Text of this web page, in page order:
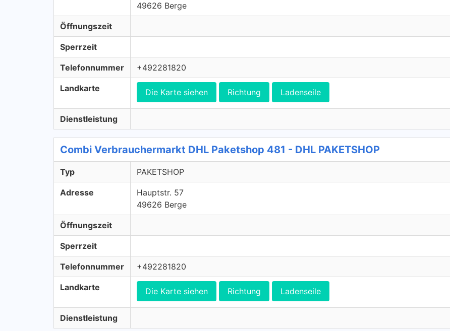
49626 Berge
Öffnungszeit
Sperrzeit
Telefonnummer +492281820
Landkarte Die Karte siehen Richtung Ladenseile
Dienstleistung
Combi Verbrauchermarkt DHL Paketshop 481 - DHL PAKETSHOP
Typ PAKETSHOP
Adresse
Hauptstr. 57
49626 Berge
Öffnungszeit
Sperrzeit
Telefonnummer +492281820
Landkarte Die Karte siehen Richtung Ladenseile
Dienstleistung